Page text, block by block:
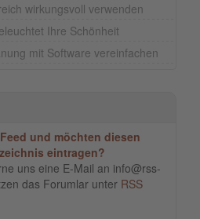
wirkungsvoll verwenden
Ihre Schönheit
mit Software vereinfachen
und möchten diesen
eintragen?
uns eine E-Mail an info@rss-
das Forumlar unter RSS